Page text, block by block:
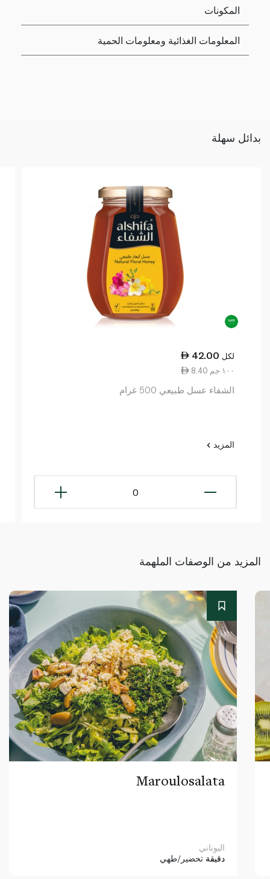
المكونات
المعلومات الغذائية ومعلومات الحمية
بدائل سهلة
42.00 لكل
8.40 ١٠٠ جم
الشفاء عسل طبيعي 500 غرام
المزيد
0
المزيد من الوصفات الملهمة
Maroulosalata
اليوناني
دقيقة تحضير/طهي